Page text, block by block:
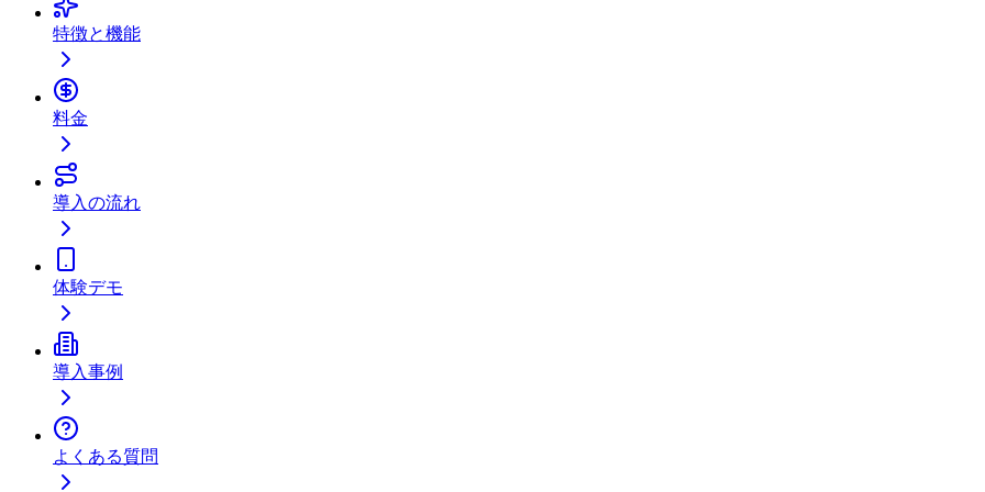
特徴と機能
料金
導入の流れ
体験デモ
導入事例
よくある質問